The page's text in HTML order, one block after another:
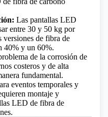
Las pantallas LED
entre 30 y 50 kg por
versiones de fibra de
40% y un 60%.
de la corrosión de
costeros y de alta
fundamental.
eventos temporales y
montaje y
LED de fibra de